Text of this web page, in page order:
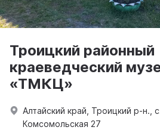
Троицкий районный
краеведческий
«ТМКЦ»
Алтайский край, Троицкий р-н.,
Комсомольская 27